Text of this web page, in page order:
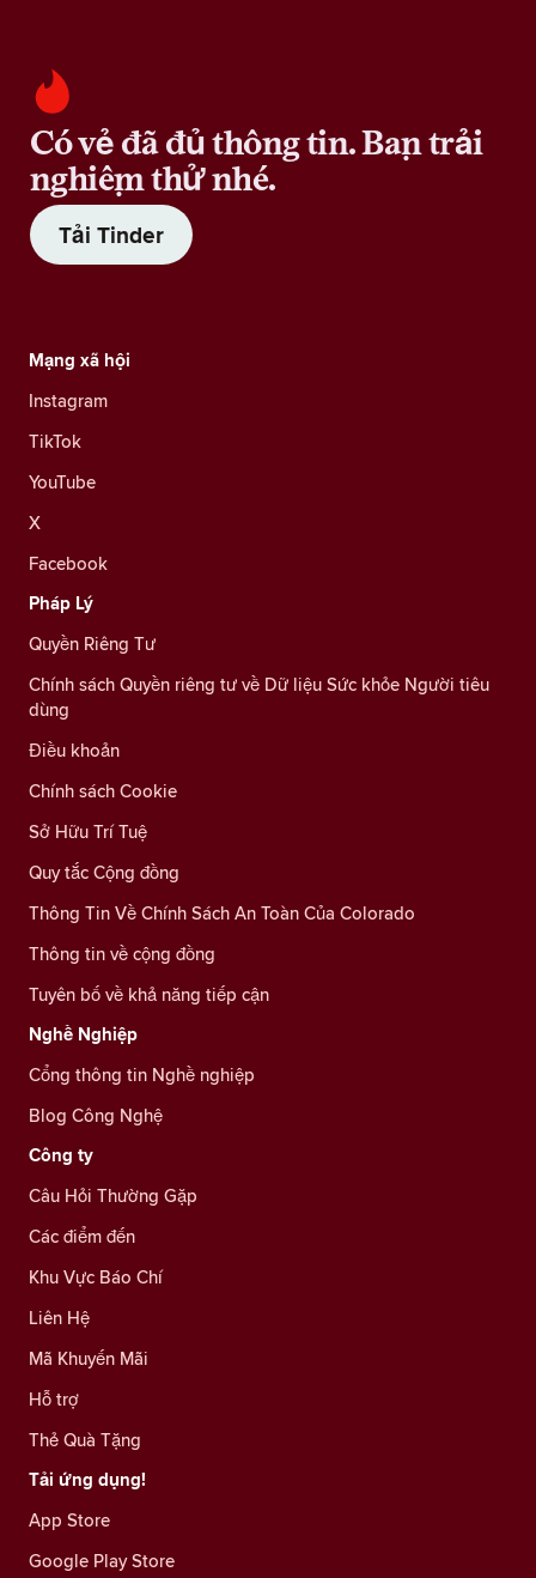
Có vẻ đã đủ thông tin. Bạn trải
nghiệm thử nhé.
Tải Tinder
Mạng xã hội
Instagram
TikTok
YouTube
X
Facebook
Pháp Lý
Quyền Riêng Tư
Chính sách Quyền riêng tư về Dữ liệu Sức khỏe Người tiêu
dùng
Điều khoản
Chính sách Cookie
Sở Hữu Trí Tuệ
Quy tắc Cộng đồng
Thông Tin Về Chính Sách An Toàn Của Colorado
Thông tin về cộng đồng
Tuyên bố về khả năng tiếp cận
Nghề Nghiệp
Cổng thông tin Nghề nghiệp
Blog Công Nghệ
Công ty
Câu Hỏi Thường Gặp
Các điểm đến
Khu Vực Báo Chí
Liên Hệ
Mã Khuyến Mãi
Hỗ trợ
Thẻ Quà Tặng
Tải ứng dụng!
App Store
Google Play Store